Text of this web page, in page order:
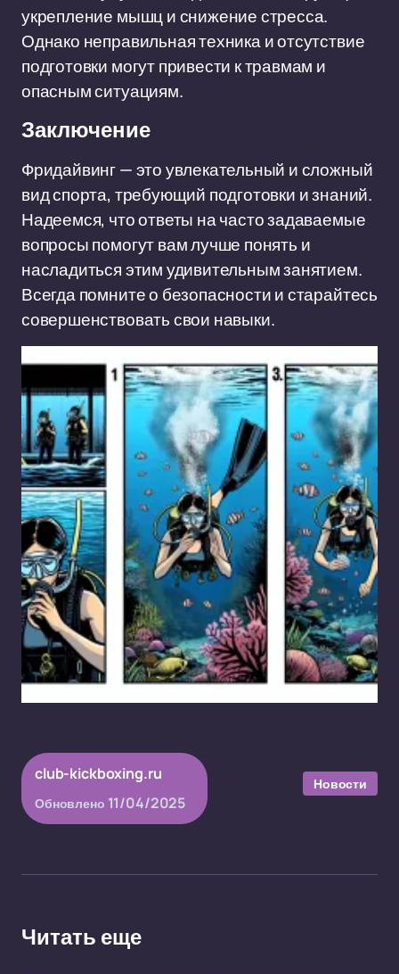
укрепление мышц и снижение стресса.
Однако неправильная техника и отсутствие
подготовки могут привести к травмам и
опасным ситуациям.
Заключение
Фридайвинг — это увлекательный и сложный
вид спорта, требующий подготовки и знаний.
Надеемся, что ответы на часто задаваемые
вопросы помогут вам лучше понять и
насладиться этим удивительным занятием.
Всегда помните о безопасности и старайтесь
совершенствовать свои навыки.
club-kickboxing.ru
Обновлено 11/04/2025
Новости
Читать еще